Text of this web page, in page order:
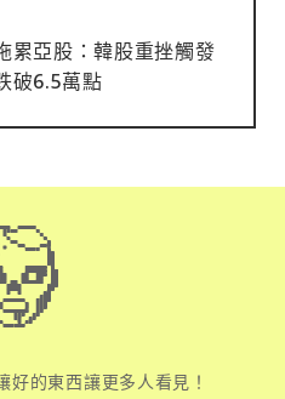
累亞股：韓股重挫觸發
破6.5萬點
的東西讓更多人看見！